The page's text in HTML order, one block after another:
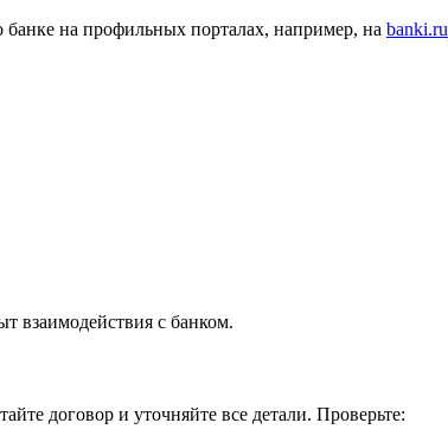
банке на профильных порталах, например, на banki.ru
взаимодействия с банком.
договор и уточняйте все детали. Проверьте: